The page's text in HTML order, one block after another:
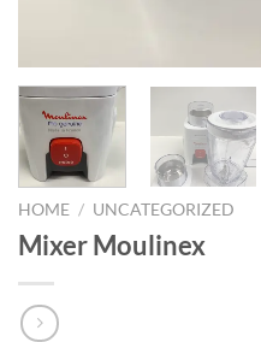
HOME / UNCATEGORIZED
Mixer Moulinex